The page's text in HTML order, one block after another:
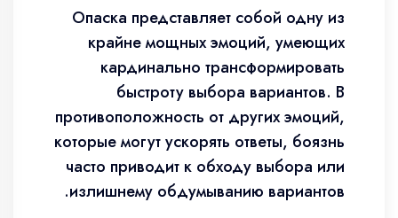
Опаска представляет собой одну из
крайне мощных эмоций, умеющих
кардинально трансформировать
быстроту выбора вариантов. В
противоположность от других эмоций,
которые могут ускорять ответы, боязнь
часто приводит к обходу выбора или
излишнему обдумыванию вариантов.